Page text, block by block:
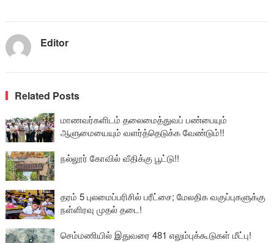
Editor
Related Posts
மாணவர்களிடம் தலைமைத்துவப் பண்பையும்
ஆளுமையையும் வளர்த்தெடுக்க வேண்டும்!!
நல்லூர் கோவில் வீதிக்கு பூட்டு!!
தரம் 5 புலமைப்பரிசில் பரீட்சை; மேலதிக வகுப்புகளுக்கு
நள்ளிரவு முதல் தடை!
செம்மணியில் இதுவரை 481 எலும்புக்கூடுகள் மீட்பு!